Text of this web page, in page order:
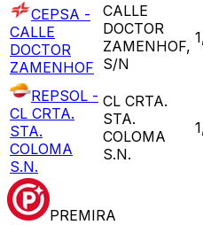
CEPSA -
CALLE
DOCTOR
ZAMENHOF
CALLE
DOCTOR
ZAMENHOF,
S/N
REPSOL -
CL CRTA.
STA.
COLOMA
S.N.
CL CRTA.
STA.
COLOMA
S.N.
PREMIRA